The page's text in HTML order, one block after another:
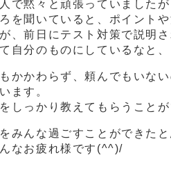
で黙々と頑張っていました
を聞いていると、ポイント
、前日にテスト対策で説明
自分のものにしているなと
かかわらず、頼んでもいな
ます。
しっかり教えてもらうこと
みんな過ごすことができたと
なお疲れ様です(^^)/